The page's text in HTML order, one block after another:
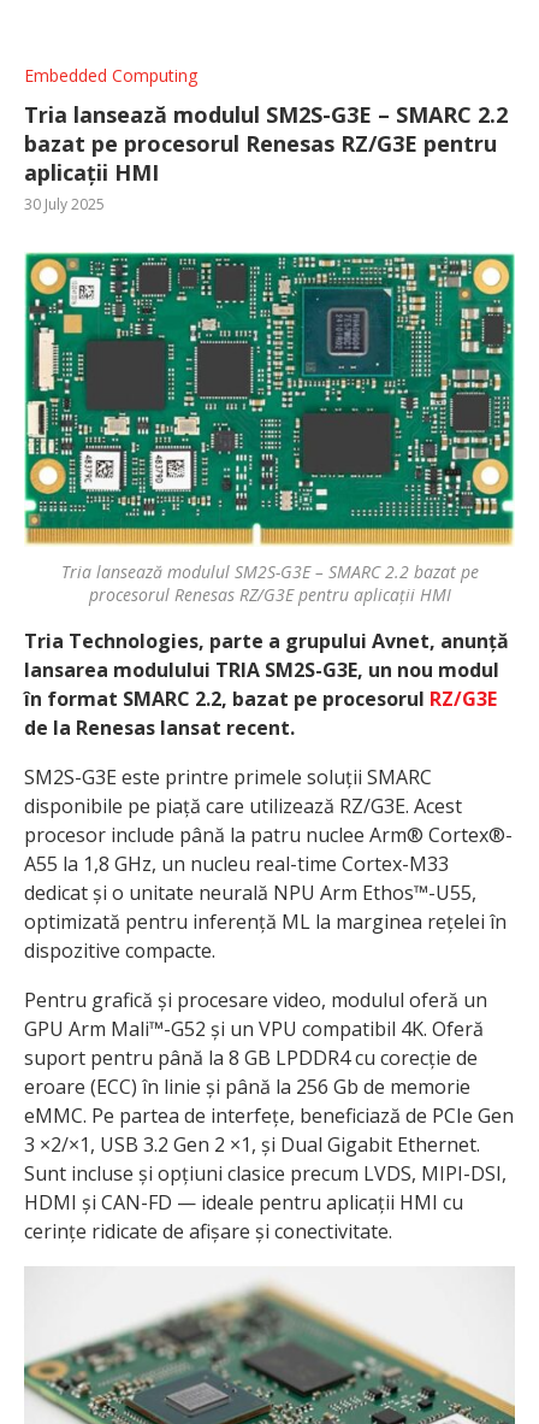
Embedded Computing
Tria lansează modulul SM2S-G3E – SMARC 2.2
bazat pe procesorul Renesas RZ/G3E pentru
aplicații HMI
30 July 2025
Tria lansează modulul SM2S-G3E – SMARC 2.2 bazat pe
procesorul Renesas RZ/G3E pentru aplicații HMI
Tria Technologies, parte a grupului Avnet, anunță
lansarea modulului TRIA SM2S-G3E, un nou modul
în format SMARC 2.2, bazat pe procesorul RZ/G3E
de la Renesas lansat recent.
SM2S-G3E este printre primele soluții SMARC
disponibile pe piață care utilizează RZ/G3E. Acest
procesor include până la patru nuclee Arm® Cortex®-
A55 la 1,8 GHz, un nucleu real-time Cortex-M33
dedicat și o unitate neurală NPU Arm Ethos™-U55,
optimizată pentru inferență ML la marginea rețelei în
dispozitive compacte.
Pentru grafică și procesare video, modulul oferă un
GPU Arm Mali™-G52 și un VPU compatibil 4K. Oferă
suport pentru până la 8 GB LPDDR4 cu corecție de
eroare (ECC) în linie și până la 256 Gb de memorie
eMMC. Pe partea de interfețe, beneficiază de PCIe Gen
3 ×2/×1, USB 3.2 Gen 2 ×1, și Dual Gigabit Ethernet.
Sunt incluse și opțiuni clasice precum LVDS, MIPI-DSI,
HDMI și CAN-FD — ideale pentru aplicații HMI cu
cerințe ridicate de afișare și conectivitate.